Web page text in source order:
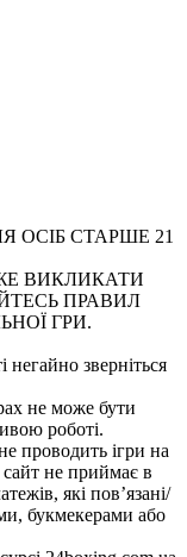
ОСІБ СТАРШЕ 21
ВИКЛИКАТИ
ПРАВИЛ
ГРИ.
зверніться
не може бути
роботі.
проводить ігри на
сайт не приймає в
які пов’язані/
букмекерами або